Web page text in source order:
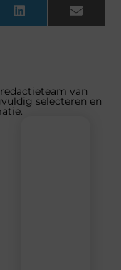
LinkedInEmail
van
selecteren en